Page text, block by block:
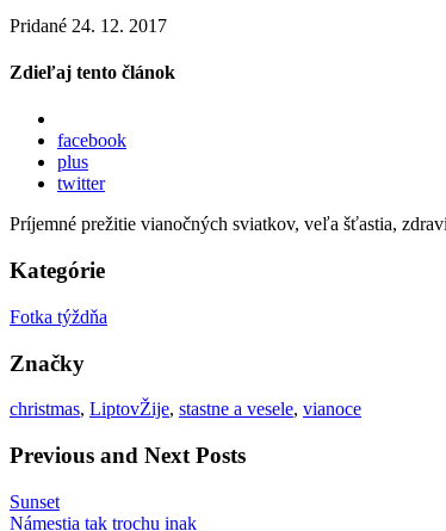
Pridané 24. 12. 2017
Zdieľaj tento článok
facebook
plus
twitter
Príjemné prežitie vianočných sviatkov, veľa šťastia,
Kategórie
Fotka týždňa
Značky
christmas, LiptovŽije, stastne a vesele, vianoce
Previous and Next Posts
Sunset
Námestia tak trochu inak